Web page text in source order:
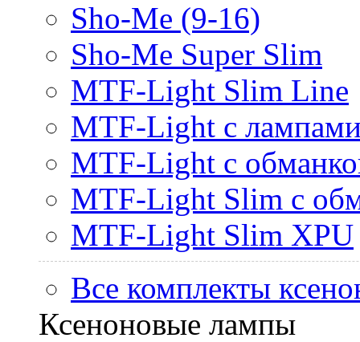
Sho-Me (9-16)
Sho-Me Super Slim
MTF-Light Slim Line
MTF-Light с
MTF-Light с
MTF-Light Slim с
MTF-Light Slim XPU
Все комплекты
Ксеноновые лампы